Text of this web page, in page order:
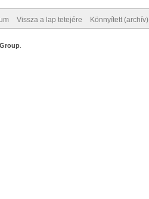
Vissza a lap tetejére Könnyített